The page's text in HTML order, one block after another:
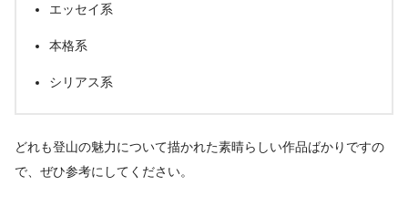
エッセイ系
本格系
シリアス系
どれも登山の魅力について描かれた素晴らしい作品ばかりですの
で、ぜひ参考にしてください。